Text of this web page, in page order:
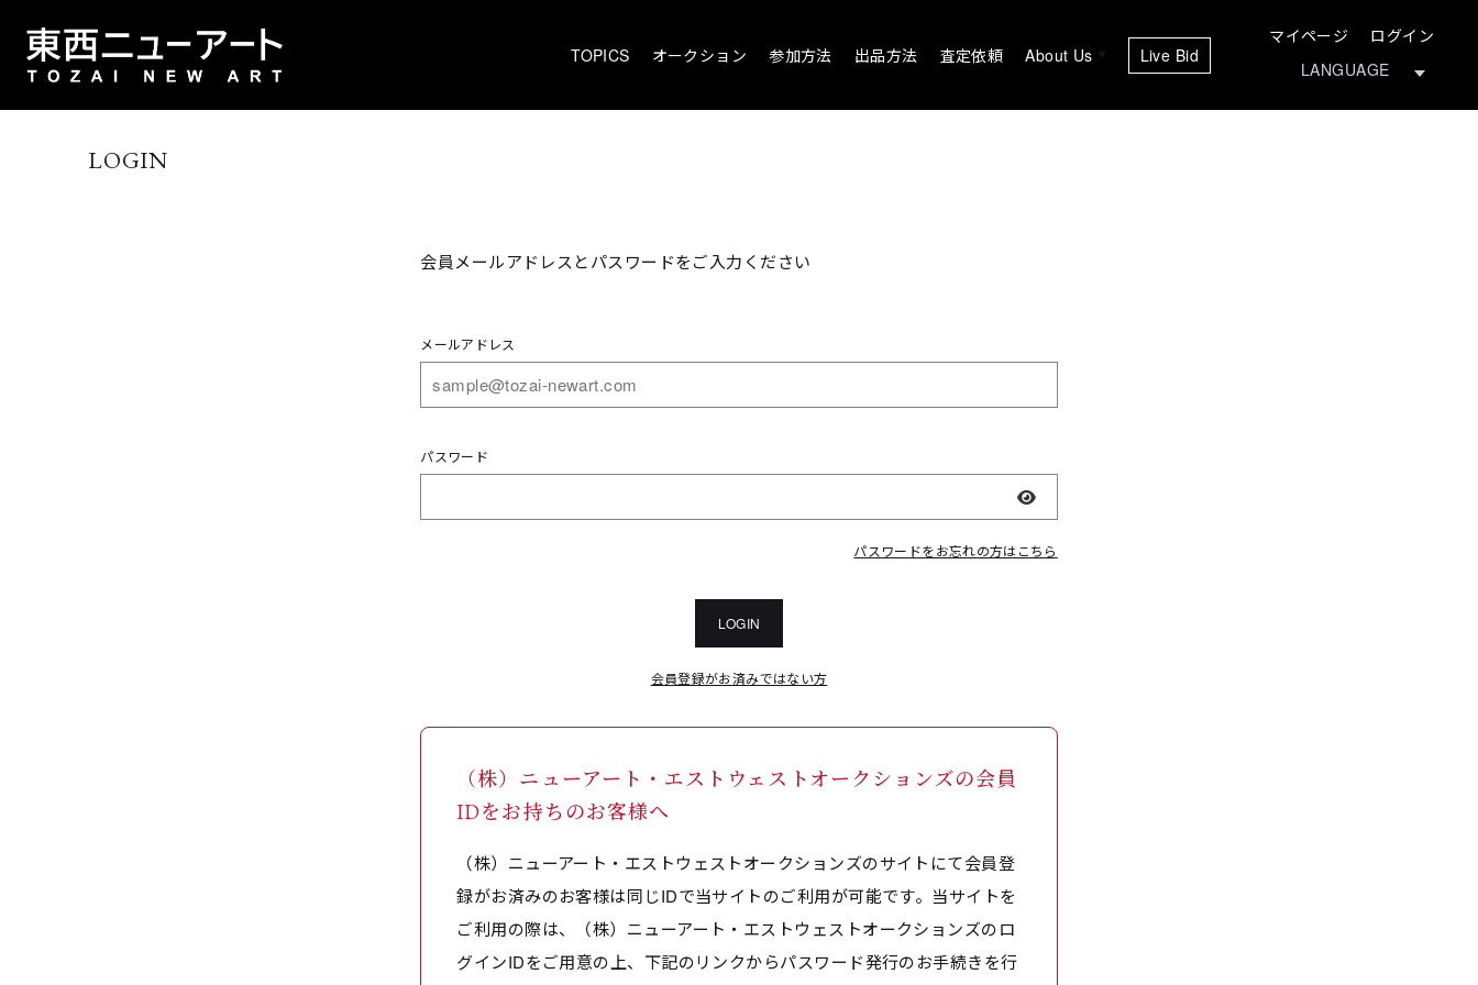
TOPICS オークション 参加方法 出品方法 査定依頼 About Us Live Bid
マイページ ログイン
LOGIN
会員メールアドレスとパスワードをご入力ください
メールアドレス
パスワード
表示
パスワードをお忘れの方はこちら
LOGIN
会員登録がお済みではない方
（株）ニューアート・エストウェストオークションズの会員
IDをお持ちのお客様へ
（株）ニューアート・エストウェストオークションズのサイトにて会員登
録がお済みのお客様は同じIDで当サイトのご利用が可能です。当サイトを
ご利用の際は、（株）ニューアート・エストウェストオークションズのロ
グインIDをご用意の上、下記のリンクからパスワード発行のお手続きを行